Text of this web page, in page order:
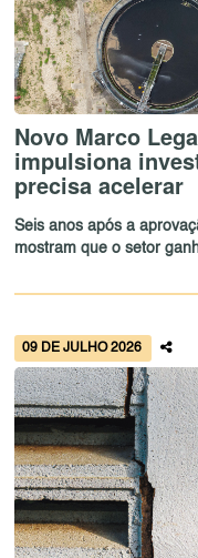
Novo Marco
impulsiona
precisa acelerar
Seis anos após a
mostram que o setor
09 DE JULHO 2026